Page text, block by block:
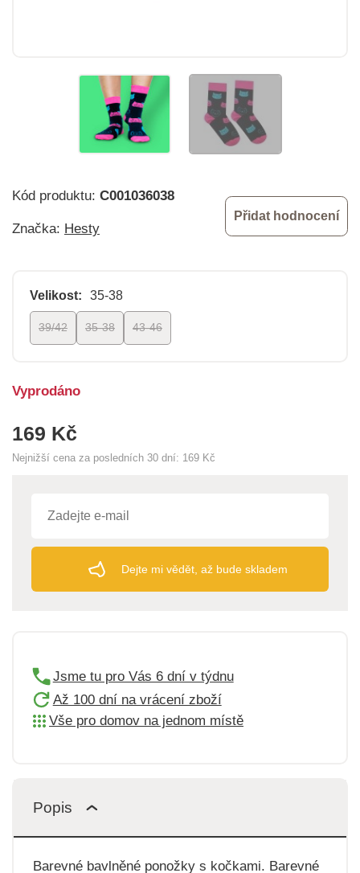
Kód produktu: C001036038
Značka: Hesty
Přidat hodnocení
Velikost: 35-38
39/42 35-38 43-46
169 Kč
Nejnižší cena za posledních 30 dní: 169 Kč
Vyprodáno
Dejte mi vědět, až bude skladem
Jsme tu pro Vás 6 dní v týdnu
Až 100 dní na vrácení zboží
Vše pro domov na jednom místě
Popis
Barevné bavlněné ponožky s kočkami. Barevné